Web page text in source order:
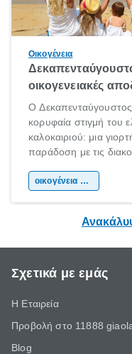
Οικογένεια
οικογενειακές
Ο Δεκαπενταύγουστος
κορυφαία στιγμή του
καλοκαιριού: μια
παράδοση με τις
χώρας. Είτε πρόκειται
οικογένεια & παιδί
Σχετικά με εμάς
Η Εταιρεία
Προβολή στο 11888
Blog